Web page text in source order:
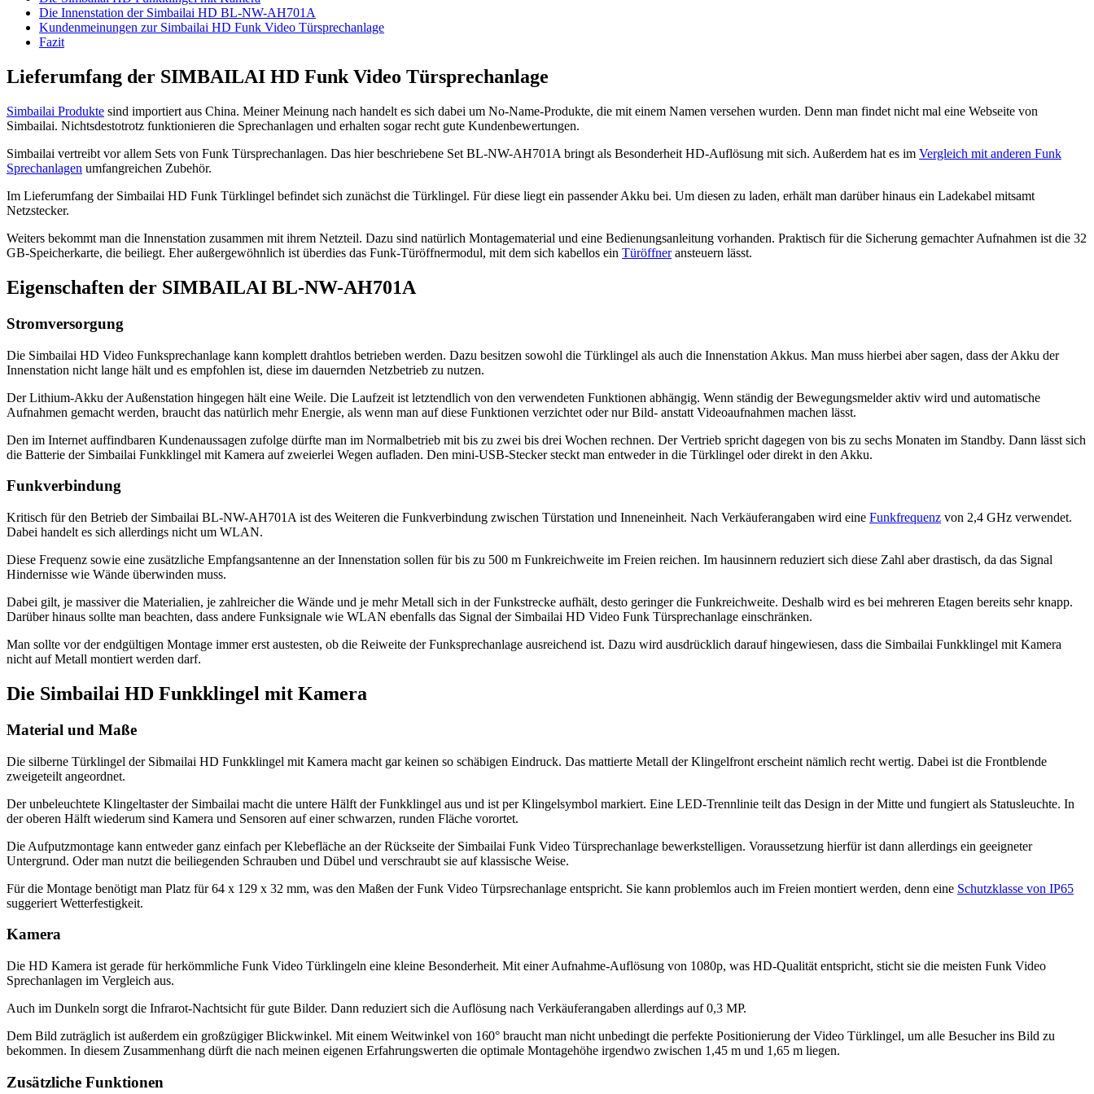
Die Innenstation der Simbailai HD BL-NW-AH701A
Kundenmeinungen zur Simbailai HD Funk Video Türsprechanlage
Fazit
Lieferumfang der SIMBAILAI HD Funk Video Türsprechanlage
Simbailai Produkte sind importiert aus China. Meiner Meinung nach handelt es sich dabei um No-Name-Produkte, die mit einem Namen versehen wurden. Denn man findet nicht mal eine Webseite von
Simbailai. Nichtsdestotrotz funktionieren die Sprechanlagen und erhalten sogar recht gute Kundenbewertungen.
Simbailai vertreibt vor allem Sets von Funk Türsprechanlagen. Das hier beschriebene Set BL-NW-AH701A bringt als Besonderheit HD-Auflösung mit sich. Außerdem hat es im Vergleich mit anderen Funk
Sprechanlagen umfangreichen Zubehör.
Im Lieferumfang der Simbailai HD Funk Türklingel befindet sich zunächst die Türklingel. Für diese liegt ein passender Akku bei. Um diesen zu laden, erhält man darüber hinaus ein Ladekabel mitsamt
Netzstecker.
Weiters bekommt man die Innenstation zusammen mit ihrem Netzteil. Dazu sind natürlich Montagematerial und eine Bedienungsanleitung vorhanden. Praktisch für die Sicherung gemachter Aufnahmen ist die 32
GB-Speicherkarte, die beiliegt. Eher außergewöhnlich ist überdies das Funk-Türöffnermodul, mit dem sich kabellos ein Türöffneransteuern lässt.
Eigenschaften der SIMBAILAI BL-NW-AH701A
Stromversorgung
Die Simbailai HD Video Funksprechanlage kann komplett drahtlos betrieben werden. Dazu besitzen sowohl die Türklingel als auch die Innenstation Akkus. Man muss hierbei aber sagen, dass der Akku der
Innenstation nicht lange hält und es empfohlen ist, diese im dauernden Netzbetrieb zu nutzen.
Der Lithium-Akku der Außenstation hingegen hält eine Weile. Die Laufzeit ist letztendlich von den verwendeten Funktionen abhängig. Wenn ständig der Bewegungsmelder aktiv wird und automatische
Aufnahmen gemacht werden, braucht das natürlich mehr Energie, als wenn man auf diese Funktionen verzichtet oder nur Bild- anstatt Videoaufnahmen machen lässt.
Den im Internet auffindbaren Kundenaussagen zufolge dürfte man im Normalbetrieb mit bis zu zwei bis drei Wochen rechnen. Der Vertrieb spricht dagegen von bis zu sechs Monaten im Standby. Dann lässt sich
die Batterie der Simbailai Funkklingel mit Kamera auf zweierlei Wegen aufladen. Den mini-USB-Stecker steckt man entweder in die Türklingel oder direkt in den Akku.
Funkverbindung
Kritisch für den Betrieb der Simbailai BL-NW-AH701A ist des Weiteren die Funkverbindung zwischen Türstation und Inneneinheit. Nach Verkäuferangaben wird eine Funkfrequenz von 2,4 GHz verwendet.
Dabei handelt es sich allerdings nicht um WLAN.
Diese Frequenz sowie eine zusätzliche Empfangsantenne an der Innenstation sollen für bis zu 500 m Funkreichweite im Freien reichen. Im hausinnern reduziert sich diese Zahl aber drastisch, da das Signal
Hindernisse wie Wände überwinden muss.
Dabei gilt, je massiver die Materialien, je zahlreicher die Wände und je mehr Metall sich in der Funkstrecke aufhält, desto geringer die Funkreichweite. Deshalb wird es bei mehreren Etagen bereits sehr knapp.
Darüber hinaus sollte man beachten, dass andere Funksignale wie WLAN ebenfalls das Signal der Simbailai HD Video Funk Türsprechanlage einschränken.
Man sollte vor der endgültigen Montage immer erst austesten, ob die Reiweite der Funksprechanlage ausreichend ist. Dazu wird ausdrücklich darauf hingewiesen, dass die Simbailai Funkklingel mit Kamera
nicht auf Metall montiert werden darf.
Die Simbailai HD Funkklingel mit Kamera
Material und Maße
Die silberne Türklingel der Sibmailai HD Funkklingel mit Kamera macht gar keinen so schäbigen Eindruck. Das mattierte Metall der Klingelfront erscheint nämlich recht wertig. Dabei ist die Frontblende
zweigeteilt angeordnet.
Der unbeleuchtete Klingeltaster der Simbailai macht die untere Hälft der Funkklingel aus und ist per Klingelsymbol markiert. Eine LED-Trennlinie teilt das Design in der Mitte und fungiert als Statusleuchte. In
der oberen Hälft wiederum sind Kamera und Sensoren auf einer schwarzen, runden Fläche vorortet.
Die Aufputzmontage kann entweder ganz einfach per Klebefläche an der Rückseite der Simbailai Funk Video Türsprechanlage bewerkstelligen. Voraussetzung hierfür ist dann allerdings ein geeigneter
Untergrund. Oder man nutzt die beiliegenden Schrauben und Dübel und verschraubt sie auf klassische Weise.
Für die Montage benötigt man Platz für 64 x 129 x 32 mm, was den Maßen der Funk Video Türpsrechanlage entspricht. Sie kann problemlos auch im Freien montiert werden, denn eine Schutzklasse von IP65
suggeriert Wetterfestigkeit.
Kamera
Die HD Kamera ist gerade für herkömmliche Funk Video Türklingeln eine kleine Besonderheit. Mit einer Aufnahme-Auflösung von 1080p, was HD-Qualität entspricht, sticht sie die meisten Funk Video
Sprechanlagen im Vergleich aus.
Auch im Dunkeln sorgt die Infrarot-Nachtsicht für gute Bilder. Dann reduziert sich die Auflösung nach Verkäuferangaben allerdings auf 0,3 MP.
Dem Bild zuträglich ist außerdem ein großzügiger Blickwinkel. Mit einem Weitwinkel von 160° braucht man nicht unbedingt die perfekte Positionierung der Video Türklingel, um alle Besucher ins Bild zu
bekommen. In diesem Zusammenhang dürft die nach meinen eigenen Erfahrungswerten die optimale Montagehöhe irgendwo zwischen 1,45 m und 1,65 m liegen.
Zusätzliche Funktionen